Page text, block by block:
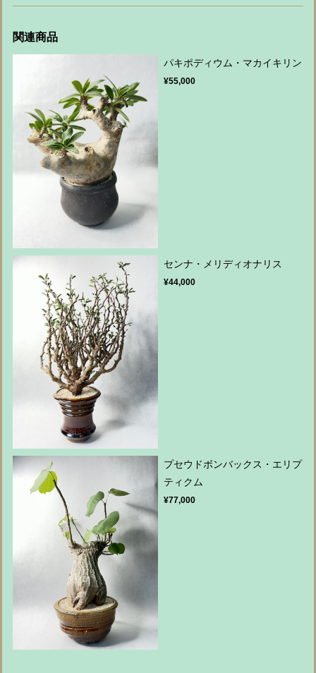
関連商品
パキポディウム・マカイキリン
¥55,000
センナ・メリディオナリス
¥44,000
プセウドボンバックス・エリプ
ティクム
¥77,000